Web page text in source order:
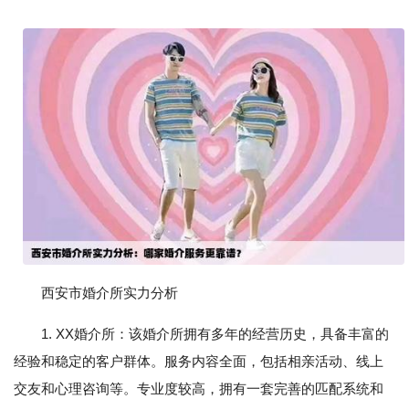
西安市婚介所实力分析
1. XX婚介所：该婚介所拥有多年的经营历史，具备丰富的
经验和稳定的客户群体。服务内容全面，包括相亲活动、线上
交友和心理咨询等。专业度较高，拥有一套完善的匹配系统和